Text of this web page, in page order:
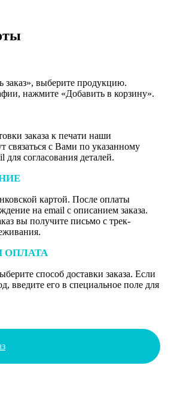
заказ», выберите продукцию.
нажмите «Добавить в корзину».
заказа к печати наши
связаться с Вами по указанному
для согласования деталей.
картой. После оплаты
на email с описанием заказа.
вы получите письмо с трек-
ОПЛАТА
способ доставки заказа. Если
введите его в специальное поле для